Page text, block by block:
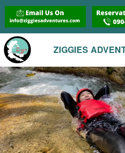
ZIGGIES